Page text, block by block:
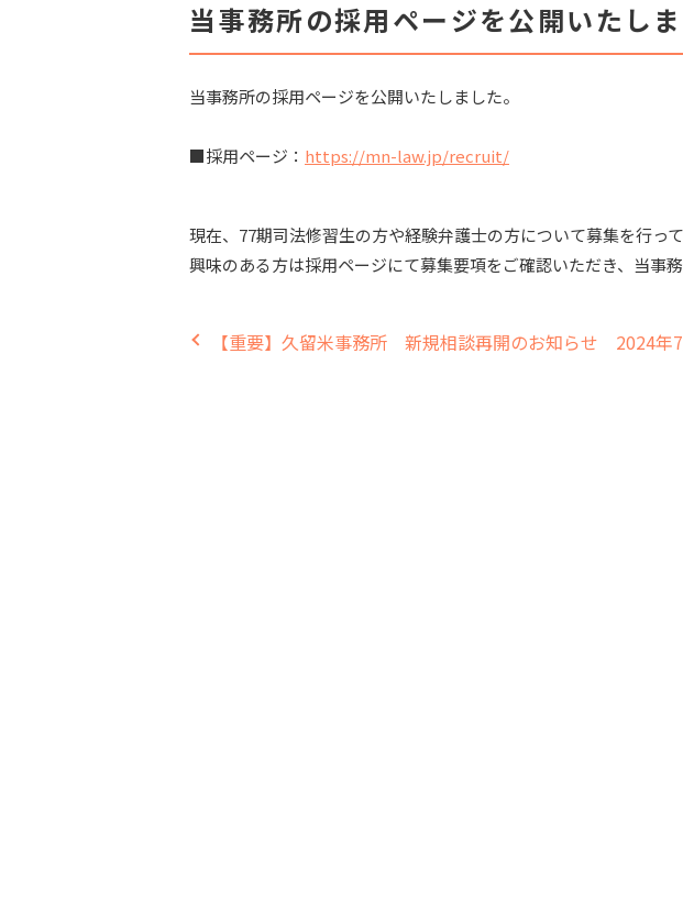
当事務所の採用ページを公開いたしま
当事務所の採用ページを公開いたしました。
■採用ページ： https://mn-law.jp/recruit/
現在、77期司法修習生の方や経験弁護士の方について募集を行って
興味のある方は採用ページにて募集要項をご確認いただき、当事
【重要】久留米事務所 新規相談再開のお知らせ 2024年